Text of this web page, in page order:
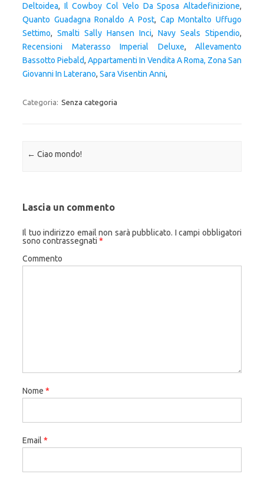
Deltoidea, Il Cowboy Col Velo Da Sposa Altadefinizione,
Quanto Guadagna Ronaldo A Post, Cap Montalto Uffugo
Settimo, Smalti Sally Hansen Inci, Navy Seals Stipendio,
Recensioni Materasso Imperial Deluxe, Allevamento
Bassotto Piebald, Appartamenti In Vendita A Roma, Zona San
Giovanni In Laterano, Sara Visentin Anni,
Categoria: Senza categoria
Navigazione articolo
← Ciao mondo!
Lascia un commento
Il tuo indirizzo email non sarà pubblicato. I campi obbligatori
sono contrassegnati *
Commento
Nome *
Email *